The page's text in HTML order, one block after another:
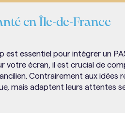
en Île-de-France
essentiel pour intégrer un
votre écran, il est crucial de
Contrairement aux idées
mais adaptent leurs attentes